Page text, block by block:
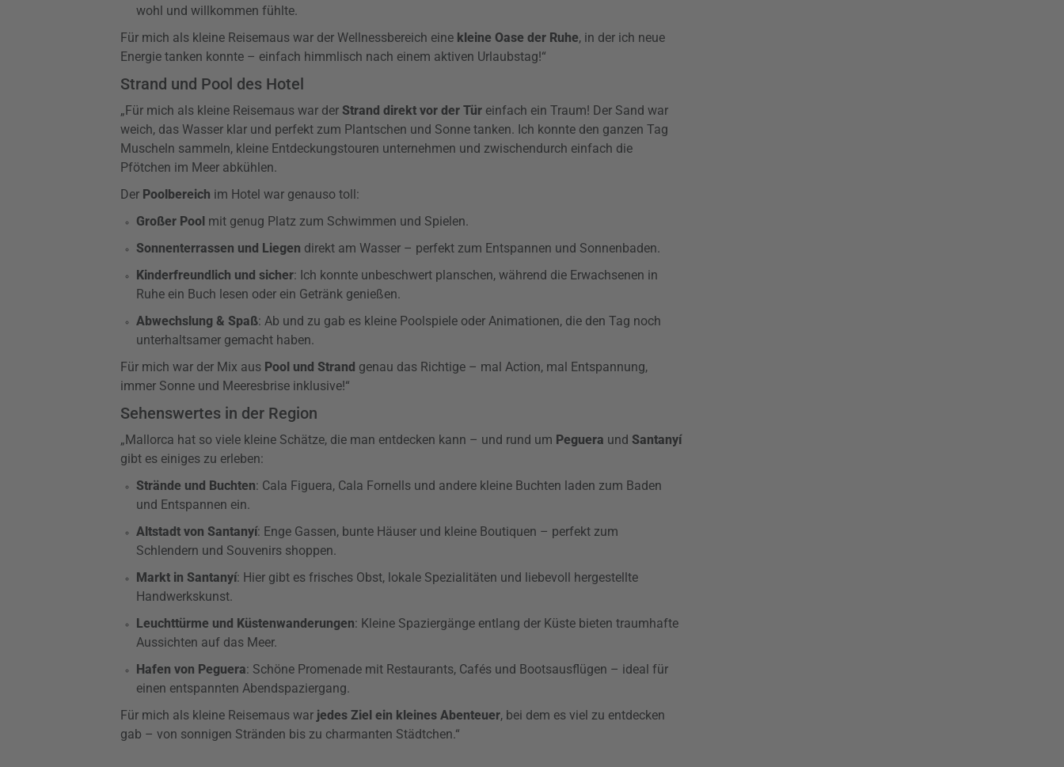
wohl und willkommen fühlte.
Für mich als kleine Reisemaus war der Wellnessbereich eine kleine Oase der Ruhe, in der ich neue
Energie tanken konnte – einfach himmlisch nach einem aktiven Urlaubstag!“
Strand und Pool des Hotel
„Für mich als kleine Reisemaus war der Strand direkt vor der Tür einfach ein Traum! Der Sand war
weich, das Wasser klar und perfekt zum Plantschen und Sonne tanken. Ich konnte den ganzen Tag
Muscheln sammeln, kleine Entdeckungstouren unternehmen und zwischendurch einfach die
Pfötchen im Meer abkühlen.
Der Poolbereich im Hotel war genauso toll:
Großer Pool mit genug Platz zum Schwimmen und Spielen.
Sonnenterrassen und Liegen direkt am Wasser – perfekt zum Entspannen und Sonnenbaden.
Kinderfreundlich und sicher: Ich konnte unbeschwert planschen, während die Erwachsenen in
Ruhe ein Buch lesen oder ein Getränk genießen.
Abwechslung & Spaß: Ab und zu gab es kleine Poolspiele oder Animationen, die den Tag noch
unterhaltsamer gemacht haben.
Für mich war der Mix aus Pool und Strand genau das Richtige – mal Action, mal Entspannung,
immer Sonne und Meeresbrise inklusive!“
Sehenswertes in der Region
„Mallorca hat so viele kleine Schätze, die man entdecken kann – und rund um Peguera und Santanyí
gibt es einiges zu erleben:
Strände und Buchten: Cala Figuera, Cala Fornells und andere kleine Buchten laden zum Baden
und Entspannen ein.
Altstadt von Santanyí: Enge Gassen, bunte Häuser und kleine Boutiquen – perfekt zum
Schlendern und Souvenirs shoppen.
Markt in Santanyí: Hier gibt es frisches Obst, lokale Spezialitäten und liebevoll hergestellte
Handwerkskunst.
Leuchttürme und Küstenwanderungen: Kleine Spaziergänge entlang der Küste bieten traumhafte
Aussichten auf das Meer.
Hafen von Peguera: Schöne Promenade mit Restaurants, Cafés und Bootsausflügen – ideal für
einen entspannten Abendspaziergang.
Für mich als kleine Reisemaus war jedes Ziel ein kleines Abenteuer, bei dem es viel zu entdecken
gab – von sonnigen Stränden bis zu charmanten Städtchen.“